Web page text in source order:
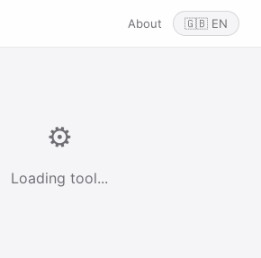
About 🇬🇧 EN
⚙️
Loading tool...